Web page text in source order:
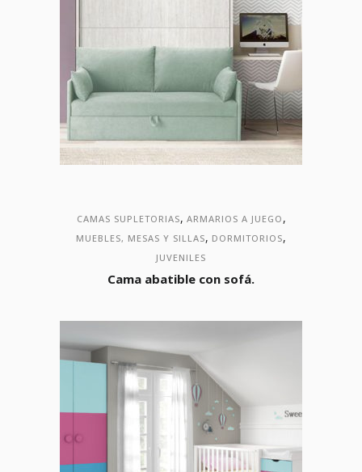
CAMAS SUPLETORIAS, ARMARIOS A JUEGO ,
MUEBLES, MESAS Y SILLAS, DORMITORIOS,
JUVENILES
Cama abatible con sofá.